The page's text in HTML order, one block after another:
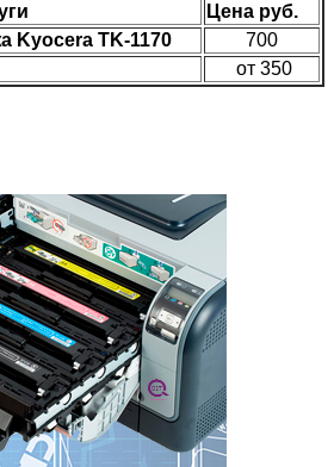
Цена руб.
Kyocera TK-1170
700
от 350